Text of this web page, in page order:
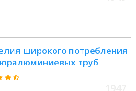
широкого потребления
труб